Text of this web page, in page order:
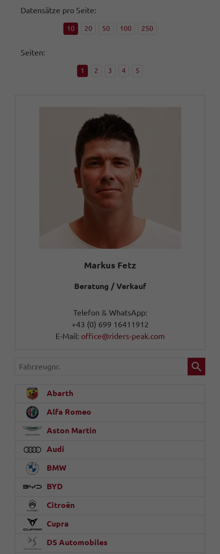
Datensätze pro Seite:
10 20 50 100 250
Seiten:
1 2 3 4 5
Markus Fetz
Beratung / Verkauf
Telefon & WhatsApp:
+43 (0) 699 16411912
E-Mail: office@riders-peak.com
Fahrzeugnr.
Abarth
Alfa Romeo
Aston Martin
Audi
BMW
BYD
Citroën
Cupra
DS Automobiles